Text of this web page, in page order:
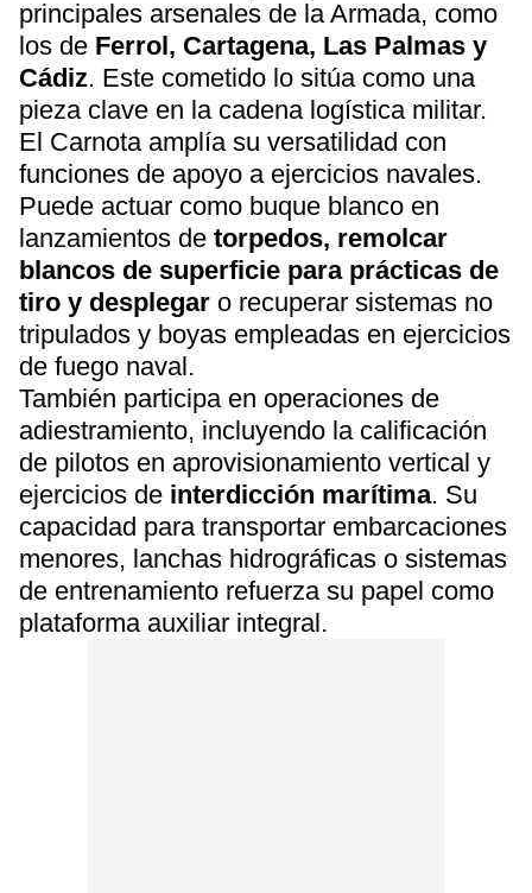
principales arsenales de la Armada, como
los de Ferrol, Cartagena, Las Palmas y
Cádiz. Este cometido lo sitúa como una
pieza clave en la cadena logística militar.
El Carnota amplía su versatilidad con
funciones de apoyo a ejercicios navales.
Puede actuar como buque blanco en
lanzamientos de torpedos, remolcar
blancos de superficie para prácticas de
tiro y desplegar o recuperar sistemas no
tripulados y boyas empleadas en ejercicios
de fuego naval.
También participa en operaciones de
adiestramiento, incluyendo la calificación
de pilotos en aprovisionamiento vertical y
ejercicios de interdicción marítima. Su
capacidad para transportar embarcaciones
menores, lanchas hidrográficas o sistemas
de entrenamiento refuerza su papel como
plataforma auxiliar integral.